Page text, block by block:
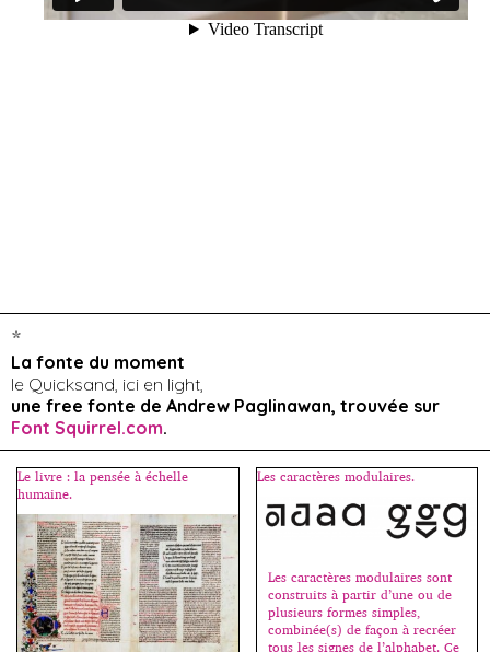
*
La fonte du moment
le Quicksand, ici en light,
une free fonte de Andrew Paglinawan, trouvée sur
Font Squirrel.com.
Le livre : la pensée à échelle
humaine.
Les caractères modulaires.
Les caractères modulaires sont
construits à partir d’une ou de
plusieurs formes simples,
combinée(s) de façon à recréer
tous les signes de l’alphabet. Ce